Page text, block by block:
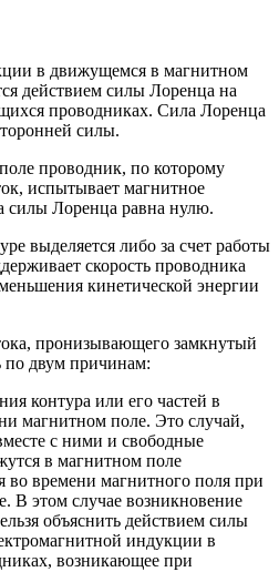
в движущемся в магнитном
действием силы Лоренца на
проводниках. Сила Лоренца
силы.
проводник, по которому
испытывает магнитное
силы Лоренца равна нулю.
выделяется либо за счет работы
скорость проводника
кинетической энергии
пронизывающего замкнутый
по двум причинам:
контура или его частей в
магнитном поле. Это случай,
с ними и свободные
в магнитном поле
во времени магнитного поля при
В этом случае возникновение
объяснить действием силы
индукции в
возникающее при